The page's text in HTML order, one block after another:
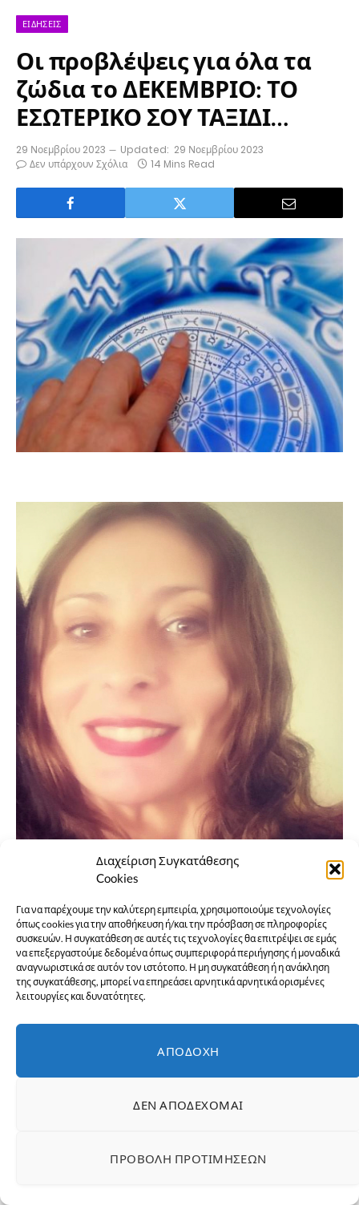
Διαχείριση Συγκατάθεσης
Cookies
Για να παρέχουμε την καλύτερη εμπειρία, χρησιμοποιούμε τεχνολογίες
όπως cookies για την αποθήκευση ή/και την πρόσβαση σε πληροφορίες
συσκευών. Η συγκατάθεση σε αυτές τις τεχνολογίες θα επιτρέψει σε εμάς
να επεξεργαστούμε δεδομένα όπως συμπεριφορά περιήγησης ή μοναδικά
αναγνωριστικά σε αυτόν τον ιστότοπο. Η μη συγκατάθεση ή η ανάκληση
της συγκατάθεσης, μπορεί να επηρεάσει αρνητικά αρνητικά ορισμένες
λειτουργίες και δυνατότητες.
ΑΠΟΔΟΧΉ
ΔΕΝ ΑΠΟΔΈΧΟΜΑΙ
ΠΡΟΒΟΛΉ ΠΡΟΤΙΜΉΣΕΩΝ
ΕΙΔΉΣΕΙΣ
Οι προβλέψεις για όλα τα
ζώδια το ΔΕΚΕΜΒΡΙΟ: ΤΟ
ΕΣΩΤΕΡΙΚΟ ΣΟΥ ΤΑΞΙΔΙ…
29 Νοεμβρίου 2023 Updated: 29 Νοεμβρίου 2023
Δεν υπάρχουν Σχόλια
14 Mins Read
Αναλυτικά οι